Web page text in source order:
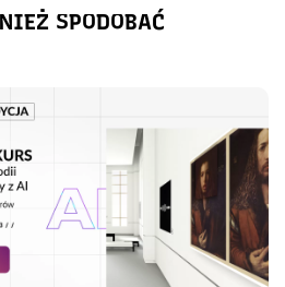
SPODOBAĆ